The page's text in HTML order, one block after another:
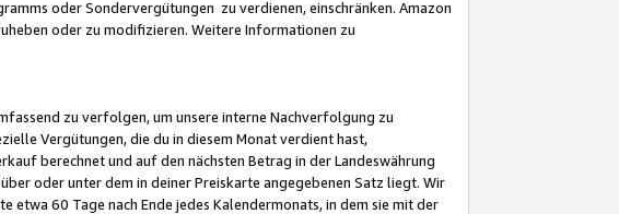
oder Sondervergütungen zu verdienen, einschränken. Amazon
oder zu modifizieren. Weitere Informationen zu
zu verfolgen, um unsere interne Nachverfolgung zu
Vergütungen, die du in diesem Monat verdient hast,
berechnet und auf den nächsten Betrag in der Landeswährung
oder unter dem in deiner Preiskarte angegebenen Satz liegt. Wir
60 Tage nach Ende jedes Kalendermonats, in dem sie mit der